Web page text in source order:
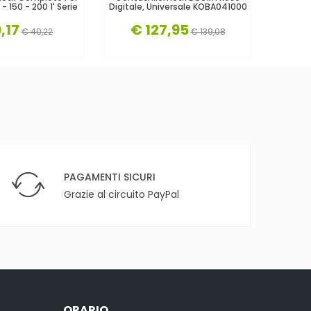
150 - 200 1' Serie
€ 40,22
Digitale, Universale KOBA041000
€ 127,95€ 139,08
PAGAMENTI SICURI
Grazie al circuito PayPal